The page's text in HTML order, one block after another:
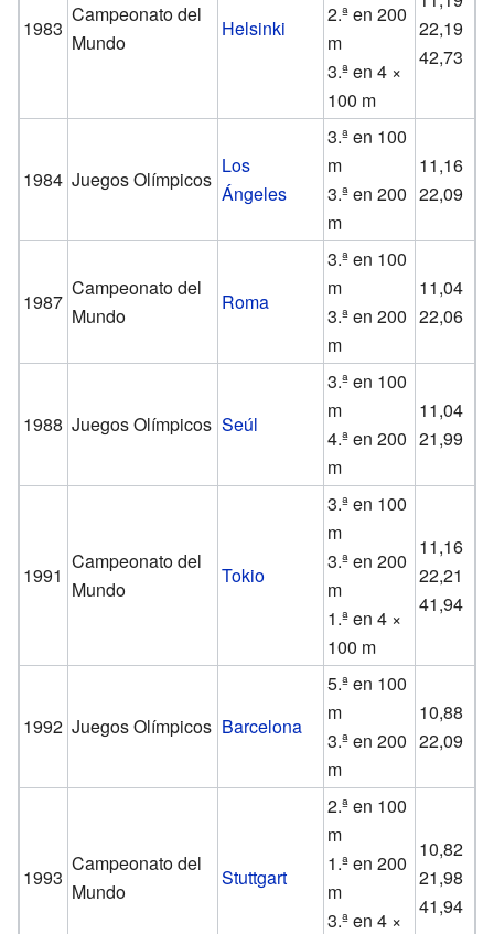
1983
Campeonato del
Mundo
Helsinki
2.ª en 200
m
3.ª en 4 ×
100 m
22,19
42,73
1984 Juegos Olímpicos
Los
Ángeles
3.ª en 100
m
3.ª en 200
m
11,16
22,09
1987
Campeonato del
Mundo
Roma
3.ª en 100
m
3.ª en 200
m
11,04
22,06
1988 Juegos Olímpicos Seúl
3.ª en 100
m
4.ª en 200
m
11,04
21,99
1991
Campeonato del
Mundo
Tokio
3.ª en 100
m
3.ª en 200
m
1.ª en 4 ×
100 m
11,16
22,21
41,94
1992 Juegos Olímpicos Barcelona
5.ª en 100
m
3.ª en 200
m
10,88
22,09
1993
Campeonato del
Mundo
Stuttgart
2.ª en 100
m
1.ª en 200
m
3.ª en 4 ×
10,82
21,98
41,94